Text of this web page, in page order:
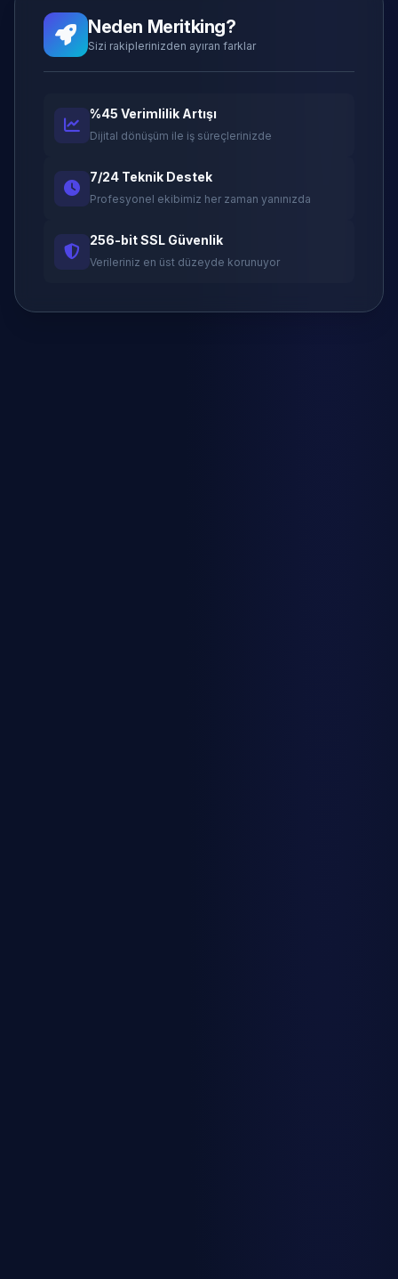
Neden Meritking?
Sizi rakiplerinizden ayıran farklar
%45 Verimlilik Artışı
Dijital dönüşüm ile iş süreçlerinizde
7/24 Teknik Destek
Profesyonel ekibimiz her zaman yanınızda
256-bit SSL Güvenlik
Verileriniz en üst düzeyde korunuyor